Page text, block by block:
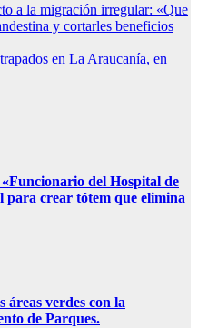
a la migración irregular: «Que
y cortarles beneficios
en La Araucanía, en
del Hospital de
para crear tótem que elimina
áreas verdes con la
de Parques.